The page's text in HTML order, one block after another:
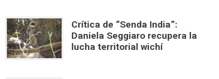
Crítica de “Senda India”:
Daniela Seggiaro recupera la
lucha territorial wichí